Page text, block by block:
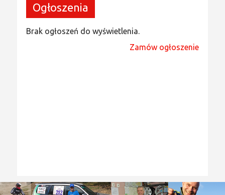
Ogłoszenia
Brak ogłoszeń do wyświetlenia.
Zamów ogłoszenie